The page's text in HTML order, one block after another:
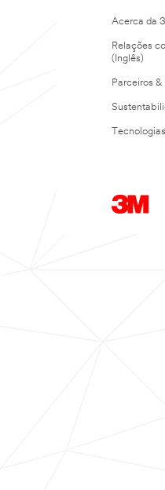
Acerca da
Relações
(Inglês)
Parceiros
Tecnologias